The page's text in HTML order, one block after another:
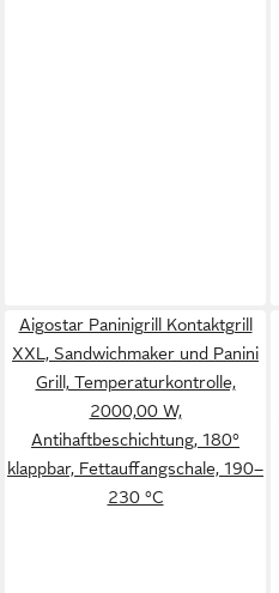
Aigostar Paninigrill Kontaktgrill
XXL, Sandwichmaker und Panini
Grill, Temperaturkontrolle,
2000,00 W,
Antihaftbeschichtung, 180°
klappbar, Fettauffangschale, 190–
230 °C